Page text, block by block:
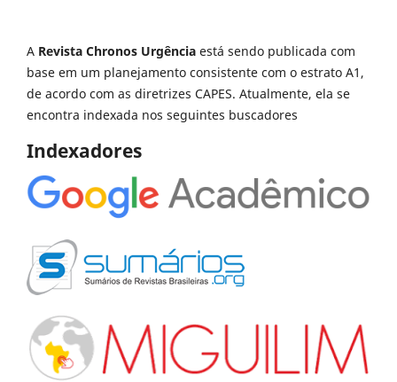
A Revista Chronos Urgência está sendo publicada com
base em um planejamento consistente com o estrato A1,
de acordo com as diretrizes CAPES. Atualmente, ela se
encontra indexada nos seguintes buscadores
Indexadores